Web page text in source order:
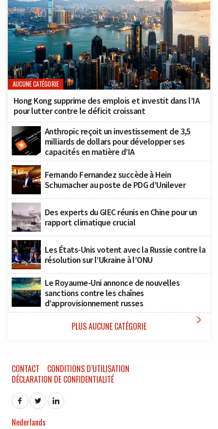
AUCUNE CATÉGORIE
Hong Kong supprime des emplois et investit dans l’IA
pour lutter contre le déficit croissant
Anthropic reçoit un investissement de 3,5
milliards de dollars pour développer ses
capacités en matière d’IA
Fernando Fernandez succède à Hein
Schumacher au poste de PDG d’Unilever
Des experts du GIEC réunis en Chine pour un
rapport climatique crucial
Les États-Unis votent avec la Russie contre la
résolution sur l’Ukraine à l’ONU
Le Royaume-Uni annonce de nouvelles
sanctions contre les chaînes
d’approvisionnement russes
PLUS AUCUNE CATÉGORIE 
CONTACT
CONDITIONS D’UTILISATION
DÉCLARATION DE CONFIDENTIALITÉ
Nederlands